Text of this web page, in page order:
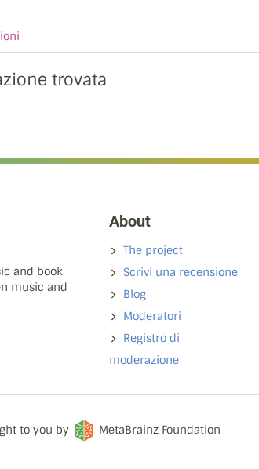
trovata
and book
music and
About
The project
Scrivi una recensione
Blog
Moderatori
Registro di
moderazione
to you by MetaBrainz Foundation